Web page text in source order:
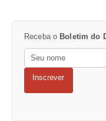
Receba o Boletim do
Inscrever